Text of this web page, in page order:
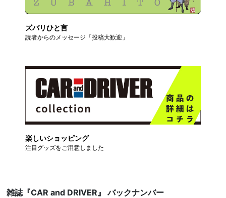
ズバリひと言
読者からのメッセージ「投稿大歓迎」
楽しいショッピング
注目グッズをご用意しました
雑誌『CAR and DRIVER』 バックナンバー